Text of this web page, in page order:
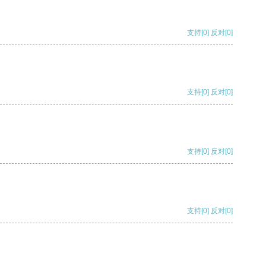
支持[0] 反对[0]
支持[0] 反对[0]
支持[0] 反对[0]
支持[0] 反对[0]